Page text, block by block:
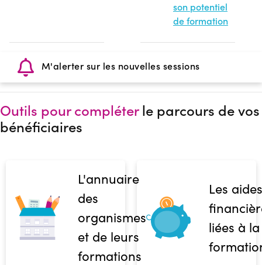
son potentiel
de formation
M'alerter sur les nouvelles sessions
Outils pour compléterle parcours de vos
bénéficiaires
L'annuaire
des
organismes
et de leurs
formations
Les aides
liées à la